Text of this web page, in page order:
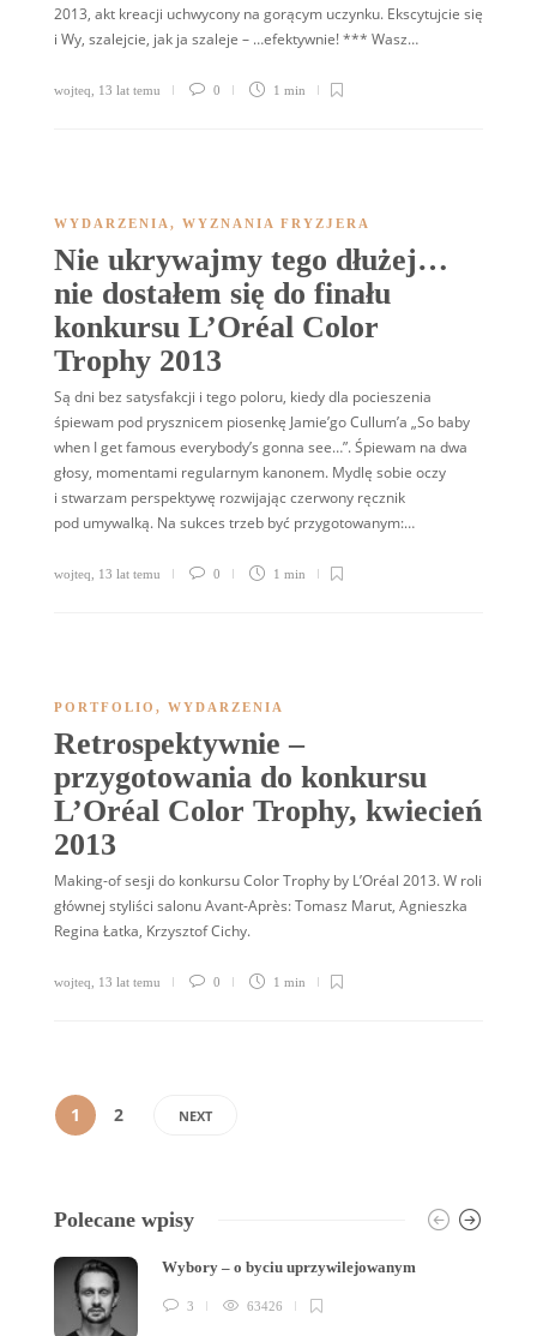
2013, akt kreacji uchwycony na gorącym uczynku. Ekscytujcie się
i Wy, szalejcie, jak ja szaleje – …efektywnie! *** Wasz…
wojteq 13 lat temu 0 1 min
WYDARZENIA , WYZNANIA FRYZJERA
Nie ukrywajmy tego dłużej…
nie dostałem się do finału
konkursu L’Oréal Color
Trophy 2013
Są dni bez satysfakcji i tego poloru, kiedy dla pocieszenia
śpiewam pod prysznicem piosenkę Jamie’go Cullum’a „So baby
when I get famous everybody’s gonna see…”. Śpiewam na dwa
głosy, momentami regularnym kanonem. Mydlę sobie oczy
i stwarzam perspektywę rozwijając czerwony ręcznik
pod umywalką. Na sukces trzeb być przygotowanym:…
wojteq 13 lat temu 0 1 min
PORTFOLIO , WYDARZENIA
Retrospektywnie –
przygotowania do konkursu
L’Oréal Color Trophy, kwiecień
2013
Making-of sesji do konkursu Color Trophy by L’Oréal 2013. W roli
głównej styliści salonu Avant-Après: Tomasz Marut, Agnieszka
Regina Łatka, Krzysztof Cichy.
wojteq 13 lat temu 0 1 min
1 2 NEXT
Polecane wpisy
Wybory – o byciu uprzywilejowanym
3 63426